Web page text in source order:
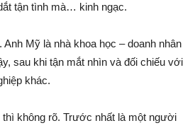
tận tình mà… kinh ngạc.
Mỹ là nhà khoa học – doanh nhân
sau khi tận mắt nhìn và đối chiếu với
khác.
không rõ. Trước nhất là một người